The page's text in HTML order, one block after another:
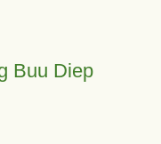
Buu Diep